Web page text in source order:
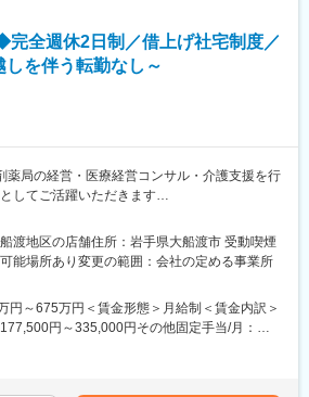
完全週休2日制／借上げ社宅制度／
しを伴う転勤なし～
薬局の経営・医療経営コンサル・介護支援を行
してご活躍いただきます
をお願い致します。患者様との会話を通し
っていただくなど、地域医療の担い手として
。
渡地区の店舗住所：岩手県大船渡市 受動喫煙
能場所あり変更の範囲：会社の定める事業所
円～675万円＜賃金形態＞月給制＜賃金内訳＞
円～335,000円その他固定手当/月：